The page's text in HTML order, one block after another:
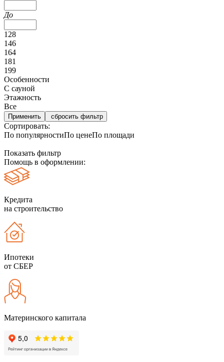
До
128
146
164
181
199
Особенности
С сауной
Этажность
Все
сбросить фильтр
Сортировать:
По популярностиПо ценеПо площади
Показать фильтр
Помощь в оформлении:
Кредита
на строительство
Ипотеки
от СБЕР
Материнского капитала